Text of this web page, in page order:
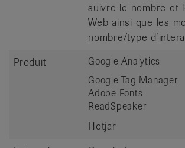
suivre le nombre et
Web ainsi que les
nombre/type
Produit
Google Analytics
Google Tag Manager
Adobe Fonts
ReadSpeaker
Hotjar